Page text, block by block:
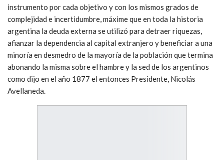
instrumento por cada objetivo y con los mismos grados de
complejidad e incertidumbre, máxime que en toda la historia
argentina la deuda externa se utilizó para detraer riquezas,
afianzar la dependencia al capital extranjero y beneficiar a una
minoría en desmedro de la mayoría de la población que termina
abonando la misma sobre el hambre y la sed de los argentinos
como dijo en el año 1877 el entonces Presidente, Nicolás
Avellaneda.